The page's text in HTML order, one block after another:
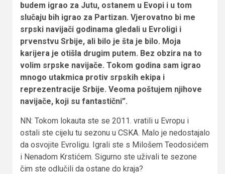
budem igrao za Jutu, ostanem u Evopi i u tom
slučaju bih igrao za Partizan. Vjerovatno bi me
srpski navijači godinama gledali u Evroligi i
prvenstvu Srbije, ali bilo je šta je bilo. Moja
karijera je otišla drugim putem. Bez obzira na to
volim srpske navijače. Tokom godina sam igrao
mnogo utakmica protiv srpskih ekipa i
reprezentracije Srbije. Veoma poštujem njihove
navijače, koji su fantastični”.
NN: Tokom lokauta ste se 2011. vratili u Evropu i
ostali ste cijelu tu sezonu u CSKA. Malo je nedostajalo
da osvojite Evroligu. Igrali ste s Milošem Teodosićem
i Nenadom Krstićem. Sigurno ste uživali te sezone
čim ste odlučili da ostane do kraja?